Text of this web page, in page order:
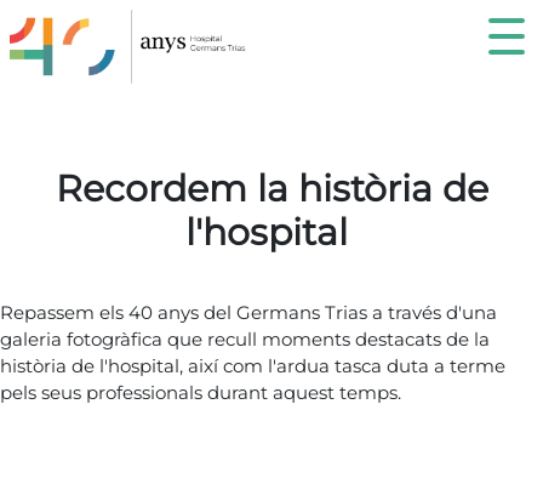
recordemHospital
Recordem la història de
l'hospital
Repassem els 40 anys del Germans Trias a través d'una
galeria fotogràfica que recull moments destacats de la
història de l'hospital, així com l'ardua tasca duta a terme
pels seus professionals durant aquest temps.